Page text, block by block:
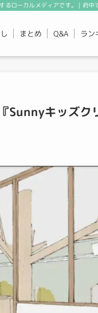
ローカルメディアです。 | 府
まとめ Q&A ラン
Sunnyキッズク